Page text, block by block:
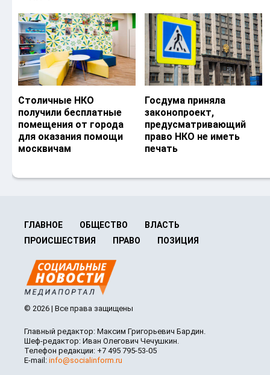
Столичные НКО
получили бесплатные
помещения от города
для оказания помощи
москвичам
Госдума приняла
законопроект,
предусматривающий
право НКО не иметь
печать
ГЛАВНОЕ ОБЩЕСТВО
ВЛАСТЬ
ПРОИСШЕСТВИЯ
ПРАВО ПОЗИЦИЯ
© 2026 | Все права защищены
Главный редактор: Максим Григорьевич Бардин.
Шеф-редактор: Иван Олегович Чечушкин.
Телефон редакции: +7 495 795-53-05
E-mail: info@socialinform.ru